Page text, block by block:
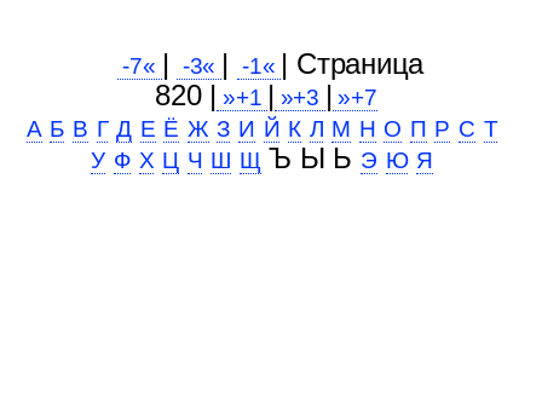
-7« | -3« | -1« | Cтраница
820 | »+1 | »+3 | »+7
А Б В Г Д Е Ё Ж З И Й К Л М Н О П Р С Т
У Ф Х Ц Ч Ш Щ Ъ Ы Ь Э Ю Я